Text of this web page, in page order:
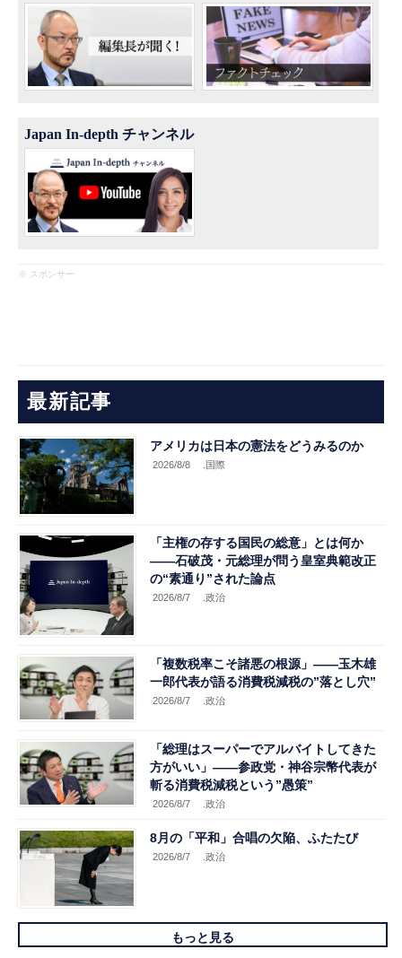
Japan In-depth チャンネル
※ スポンサー
最新記事
アメリカは日本の憲法をどうみるのか
2026/8/8 .国際
「主権の存する国民の総意」とは何か
――石破茂・元総理が問う皇室典範改正
の“素通り”された論点
2026/8/7 .政治
「複数税率こそ諸悪の根源」――玉木雄
一郎代表が語る消費税減税の”落とし穴”
2026/8/7 .政治
「総理はスーパーでアルバイトしてきた
方がいい」――参政党・神谷宗幣代表が
斬る消費税減税という”愚策”
2026/8/7 .政治
8月の「平和」合唱の欠陥、ふたたび
2026/8/7 .政治
もっと見る